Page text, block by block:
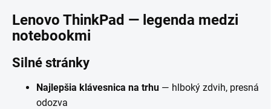
Lenovo ThinkPad — legenda medzi
notebookmi
Silné stránky
Najlepšia klávesnica na trhu — hlboký zdvih, presná
odozva